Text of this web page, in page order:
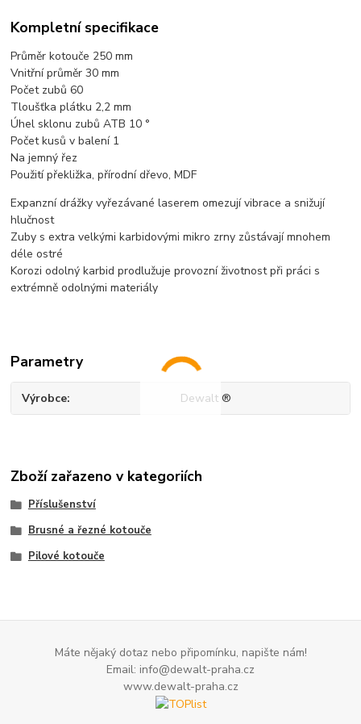
Kompletní specifikace
Průměr kotouče 250 mm
Vnitřní průměr 30 mm
Počet zubů 60
Tloušťka plátku 2,2 mm
Úhel sklonu zubů ATB 10 °
Počet kusů v balení 1
Na jemný řez
Použití překližka, přírodní dřevo, MDF
Expanzní drážky vyřezávané laserem omezují vibrace a snižují
hlučnost
Zuby s extra velkými karbidovými mikro zrny zůstávají mnohem
déle ostré
Korozi odolný karbid prodlužuje provozní životnost při práci s
extrémně odolnými materiály
Parametry
Výrobce Dewalt ®
Zboží zařazeno v kategoriích
Příslušenství
Brusné a řezné kotouče
Pilové kotouče
Máte nějaký dotaz nebo připomínku, napište nám!
Email: info@dewalt-praha.cz
www.dewalt-praha.cz